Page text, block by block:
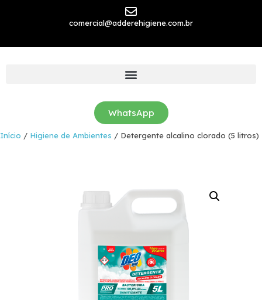
comercial@adderehigiene.com.br
WhatsApp
Início / Higiene de Ambientes / Detergente alcalino clorado (5 litros)